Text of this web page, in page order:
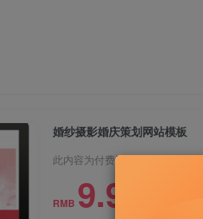
婚纱摄影婚庆策划网站模板
此内容为付费资源，请付费后查看
RMB 9.9